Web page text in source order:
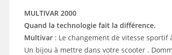
MULTIVAR 2000
Quand la technologie fait la différence.
Multivar : Le changement de vitesse sportif
Un bijou à mettre dans votre scooter .